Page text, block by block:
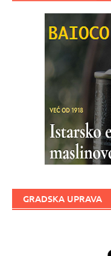
GRADSKA UPRAVA